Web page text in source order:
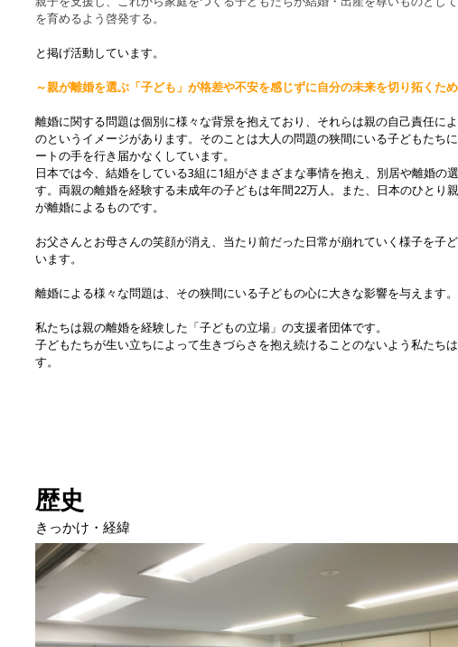
を育めるよう啓発する。
と掲げ活動しています。
～親が離婚を選ぶ「子ども」が格差や不安を感じずに自分の未来を切り拓くた
離婚に関する問題は個別に様々な背景を抱えており、それらは親の自己責任に
のというイメージがあります。そのことは大人の問題の狭間にいる子どもたち
ートの手を行き届かなくしています。
日本では今、結婚をしている3組に1組がさまざまな事情を抱え、別居や離婚の
す。両親の離婚を経験する未成年の子どもは年間22万人。また、日本のひとり
が離婚によるものです。
お父さんとお母さんの笑顔が消え、当たり前だった日常が崩れていく様子を子
います。
離婚による様々な問題は、その狭間にいる子どもの心に大きな影響を与えます。
私たちは親の離婚を経験した「子どもの立場」の支援者団体です。
子どもたちが生い立ちによって生きづらさを抱え続けることのないよう私たち
す。
歴史
きっかけ・経緯